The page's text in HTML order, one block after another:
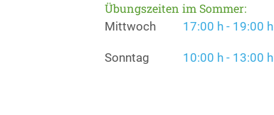
Übungszeiten im Sommer:
Mittwoch 17:00 h - 19:00 h
Sonntag 10:00 h - 13:00 h